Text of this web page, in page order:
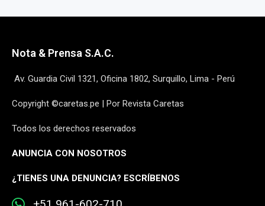
Nota & Prensa S.A.C.
Av. Guardia Civil 1321, Oficina 1802, Surquillo, Lima - Perú
Copyright ©caretas.pe | Por Revista Caretas
Todos los derechos reservados
ANUNCIA CON NOSOTROS
¿TIENES UNA DENUNCIA? ESCRÍBENOS